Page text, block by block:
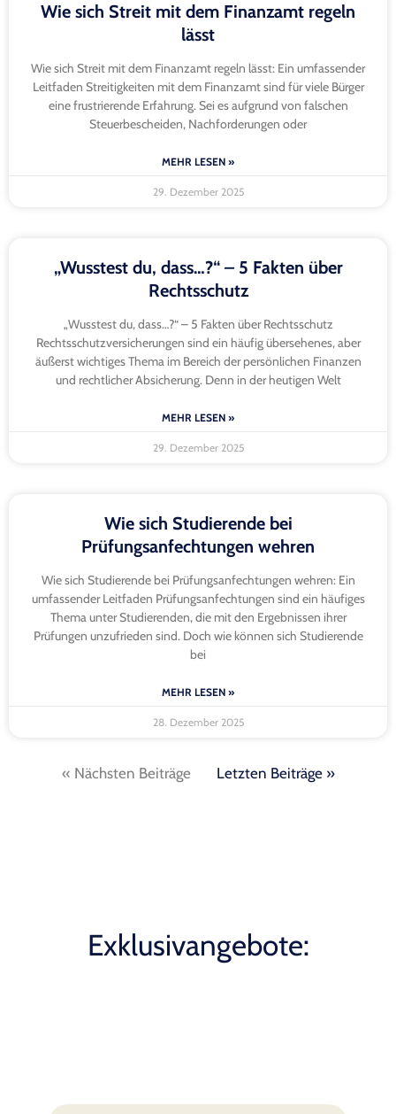
Wie sich Streit mit dem Finanzamt regeln
lässt
Wie sich Streit mit dem Finanzamt regeln lässt: Ein umfassender
Leitfaden Streitigkeiten mit dem Finanzamt sind für viele Bürger
eine frustrierende Erfahrung. Sei es aufgrund von falschen
Steuerbescheiden, Nachforderungen oder
MEHR LESEN »
29. Dezember 2025
„Wusstest du, dass…?“ – 5 Fakten über
Rechtsschutz
„Wusstest du, dass…?“ – 5 Fakten über Rechtsschutz
Rechtsschutzversicherungen sind ein häufig übersehenes, aber
äußerst wichtiges Thema im Bereich der persönlichen Finanzen
und rechtlicher Absicherung. Denn in der heutigen Welt
MEHR LESEN »
29. Dezember 2025
Wie sich Studierende bei
Prüfungsanfechtungen wehren
Wie sich Studierende bei Prüfungsanfechtungen wehren: Ein
umfassender Leitfaden Prüfungsanfechtungen sind ein häufiges
Thema unter Studierenden, die mit den Ergebnissen ihrer
Prüfungen unzufrieden sind. Doch wie können sich Studierende
bei
MEHR LESEN »
28. Dezember 2025
« Nächsten Beiträge Letzten Beiträge »
Exklusivangebote: